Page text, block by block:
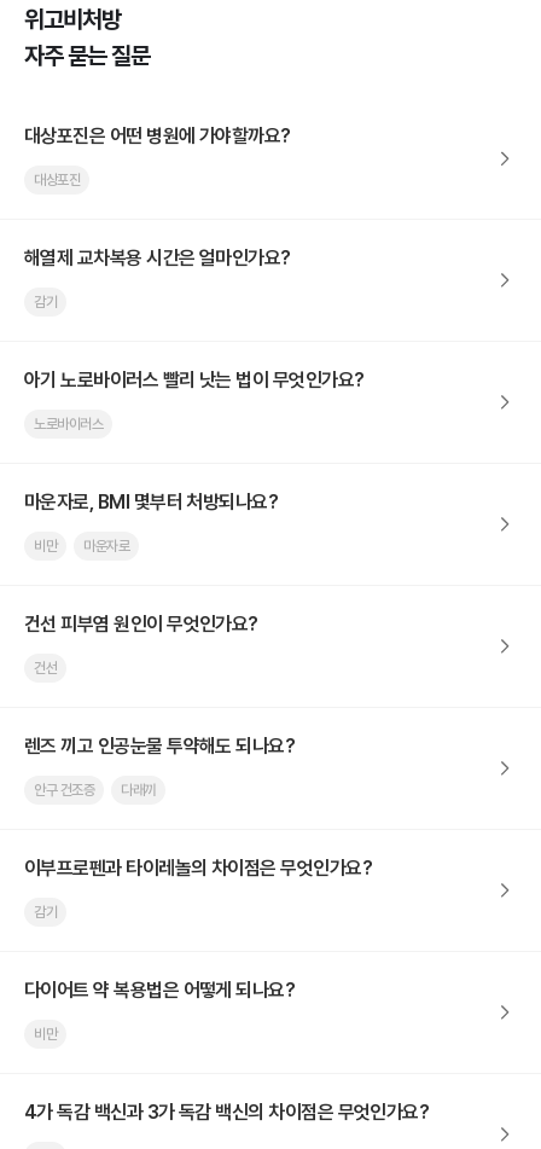
위고비처방
자주 묻는 질문
대상포진은 어떤 병원에 가야할까요?
대상포진
해열제 교차복용 시간은 얼마인가요?
감기
아기 노로바이러스 빨리 낫는 법이 무엇인가요?
노로바이러스
마운자로, BMI 몇부터 처방되나요?
비만 마운자로
건선 피부염 원인이 무엇인가요?
건선
렌즈 끼고 인공눈물 투약해도 되나요?
안구 건조증 다래끼
이부프로펜과 타이레놀의 차이점은 무엇인가요?
감기
다이어트 약 복용법은 어떻게 되나요?
비만
4가 독감 백신과 3가 독감 백신의 차이점은 무엇인가요?